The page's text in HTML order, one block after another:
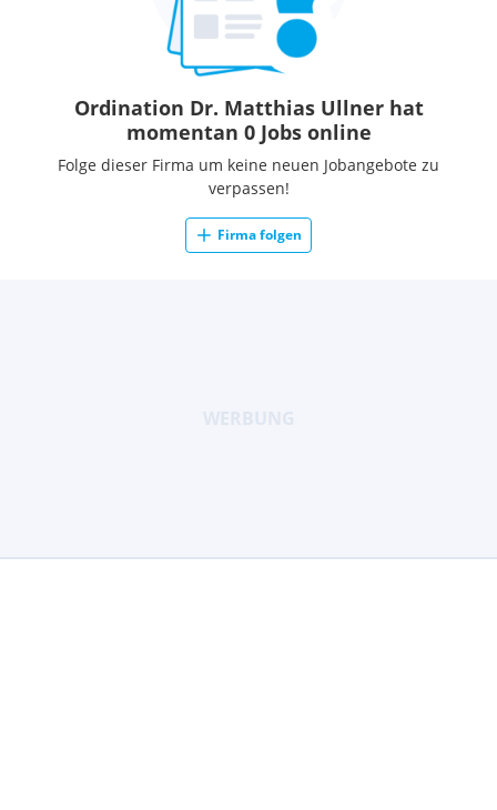
Ordination Dr. Matthias Ullner hat
momentan 0 Jobs online
Folge dieser Firma um keine neuen Jobangebote zu
verpassen!
Firma folgen